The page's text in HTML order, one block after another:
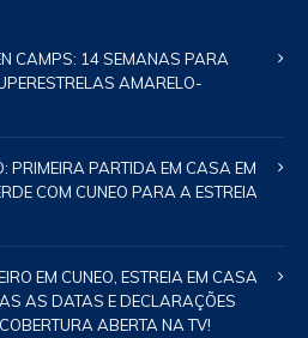
CAMPS: 14 SEMANAS PARA
AMARELO-
PRIMEIRA PARTIDA EM CASA EM
COM CUNEO PARA A ESTREIA
EM CUNEO, ESTREIA EM CASA
AS DATAS E DECLARAÇÕES
ABERTA NA TV!